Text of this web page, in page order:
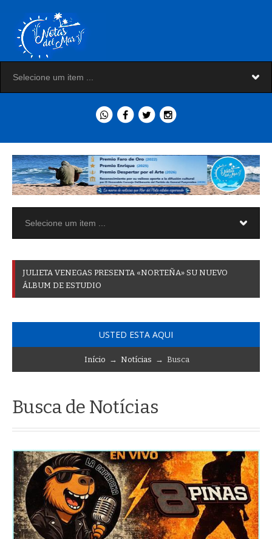
JULIETA VENEGAS PRESENTA «NORTEÑA» SU NUEVO
ÁLBUM DE ESTUDIO
USTED ESTA AQUI
Início → Notícias → Busca
Busca de Notícias